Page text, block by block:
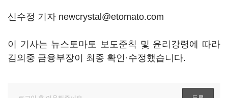
신수정 기자 newcrystal@etomato.com
이 기사는 뉴스토마토 보도준칙 및 윤리강령에 따라
김의중 금융부장이 최종 확인·수정했습니다.